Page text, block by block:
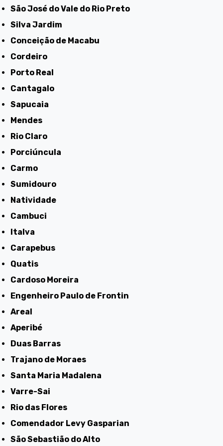
São José do Vale do Rio Preto
Silva Jardim
Conceição de Macabu
Cordeiro
Porto Real
Cantagalo
Sapucaia
Mendes
Rio Claro
Porciúncula
Carmo
Sumidouro
Natividade
Cambuci
Italva
Carapebus
Quatis
Cardoso Moreira
Engenheiro Paulo de Frontin
Areal
Aperibé
Duas Barras
Trajano de Moraes
Santa Maria Madalena
Varre-Sai
Rio das Flores
Comendador Levy Gasparian
São Sebastião do Alto